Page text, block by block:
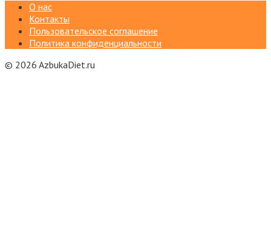
О нас
Контакты
Пользовательское соглашение
Политика конфиденциальности
© 2026 AzbukaDiet.ru